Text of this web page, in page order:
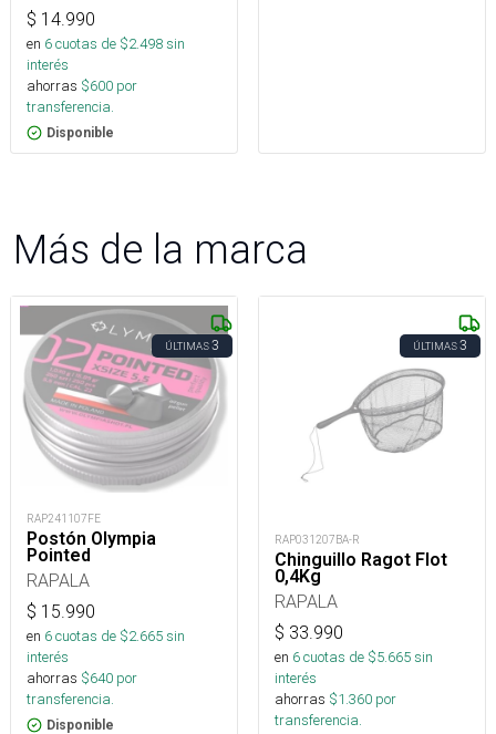
$ 14.990
en 6cuotas de $2.498sin
interés
ahorras $600 por
transferencia.
Disponible
Más de la marca
ÚLTIMAS3
RAP241107FE
Postón Olympia
Pointed
RAPALA
$ 15.990
en 6cuotas de $2.665sin
interés
ahorras $640 por
transferencia.
Disponible
ÚLTIMAS3
RAP031207BA-R
Chinguillo Ragot Flot
0,4Kg
RAPALA
$ 33.990
en 6cuotas de $5.665sin
interés
ahorras $1.360 por
transferencia.